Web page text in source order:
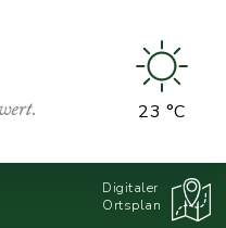
23 °C
Digitaler
Ortsplan